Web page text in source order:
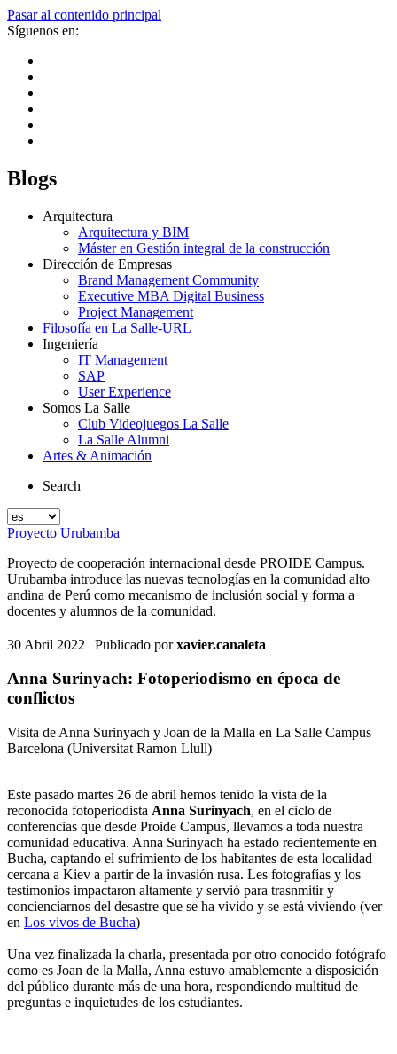
Pasar al contenido principal
Síguenos en:
Blogs
Arquitectura
Arquitectura y BIM
Máster en Gestión integral de la construcción
Dirección de Empresas
Brand Management Community
Executive MBA Digital Business
Project Management
Filosofía en La Salle-URL
Ingeniería
IT Management
SAP
User Experience
Somos La Salle
Club Videojuegos La Salle
La Salle Alumni
Artes & Animación
Search
Proyecto Urubamba
Proyecto de cooperación internacional desde PROIDE Campus.
Urubamba introduce las nuevas tecnologías en la comunidad alto
andina de Perú como mecanismo de inclusión social y forma a
docentes y alumnos de la comunidad.
30 Abril 2022 | Publicado porxavier.canaleta
Anna Surinyach: Fotoperiodismo en época de
conflictos
Visita de Anna Surinyach y Joan de la Malla en La Salle Campus
Barcelona (Universitat Ramon Llull)
Este pasado martes 26 de abril hemos tenido la vista de la
reconocida fotoperiodista Anna Surinyach, en el ciclo de
conferencias que desde Proide Campus, llevamos a toda nuestra
comunidad educativa. Anna Surinyach ha estado recientemente en
Bucha, captando el sufrimiento de los habitantes de esta localidad
cercana a Kiev a partir de la invasión rusa. Les fotografías y los
testimonios impactaron altamente y servió para trasnmitir y
concienciarnos del desastre que se ha vivido y se está viviendo (ver
en Los vivos de Bucha)
Una vez finalizada la charla, presentada por otro conocido fotógrafo
como es Joan de la Malla, Anna estuvo amablemente a disposición
del público durante más de una hora, respondiendo multitud de
preguntas e inquietudes de los estudiantes.